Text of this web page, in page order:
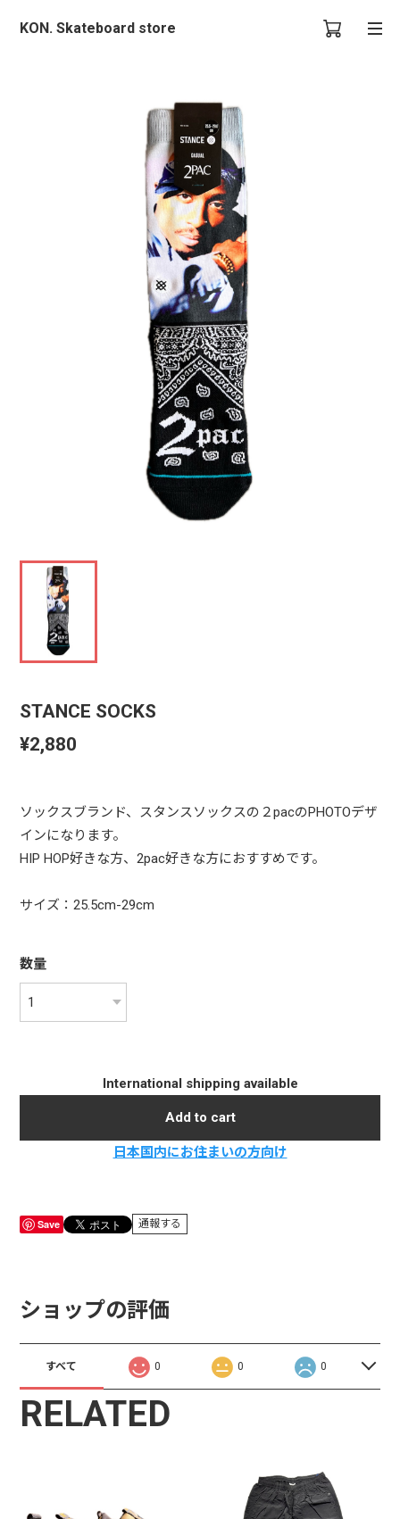
KON. Skateboard store
STANCE SOCKS
¥2,880
ソックスブランド、スタンスソックスの２pacのPHOTOデザ
インになります。
HIP HOP好きな方、2pac好きな方におすすめです。
サイズ：25.5cm-29cm
数量
International shipping available
Add to cart
日本国内にお住まいの方向け
Save 通報する
ショップの評価
すべて 0 0 0
RELATED